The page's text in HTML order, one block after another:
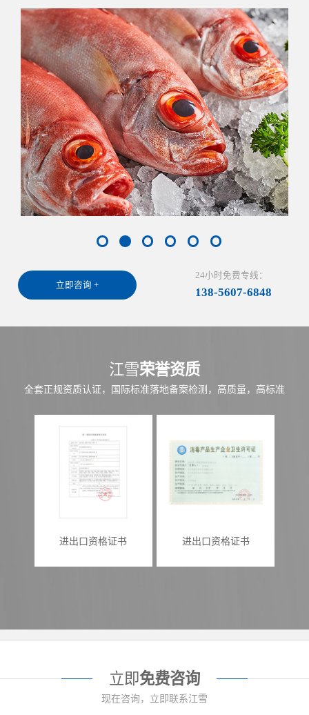
立即咨询 +
24小时免费专线：
138-5607-6848
江雪荣誉资质
全套正规资质认证，国际标准落地备案检测，高质量，高标准
进出口资格证书 进出口资格证书
立即免费咨询
现在咨询，立即联系江雪